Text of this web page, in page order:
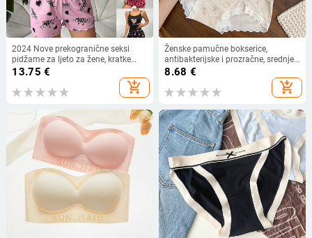
2024 Nove prekogranične seksi
pidžame za ljeto za žene, kratke
hlače bez rukava, kućno odijelo od
13.75 €
add_shopping_cart
Ženske pamučne bokserice,
antibakterijske i prozračne, srednje
visine struka, cvjetni uzorak
8.68 €
add_shopping_cart